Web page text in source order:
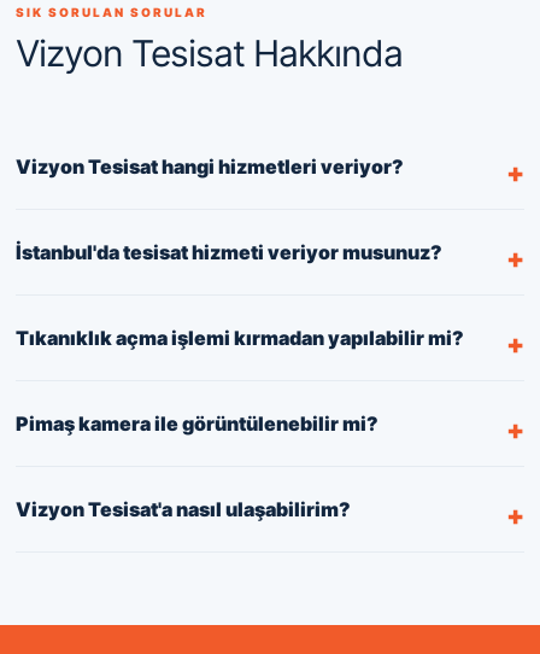
SIK SORULAN SORULAR
Vizyon Tesisat Hakkında
Vizyon Tesisat hangi hizmetleri veriyor?
İstanbul'da tesisat hizmeti veriyor musunuz?
Tıkanıklık açma işlemi kırmadan yapılabilir mi?
Pimaş kamera ile görüntülenebilir mi?
Vizyon Tesisat'a nasıl ulaşabilirim?